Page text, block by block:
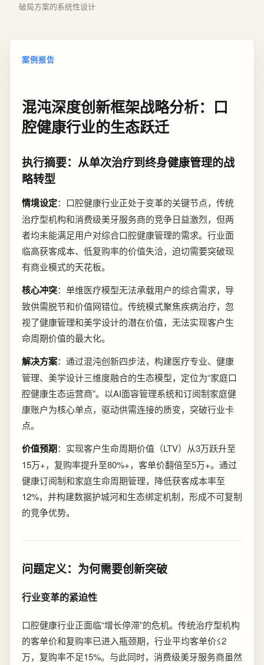
破局方案的系统性设计
案例报告
混沌深度创新框架战略分析：口
腔健康行业的生态跃迁
执行摘要：从单次治疗到终身健康管理的战
略转型
情境设定：口腔健康行业正处于变革的关键节点，传统
治疗型机构和消费级美牙服务商的竞争日益激烈，但两
者均未能满足用户对综合口腔健康管理的需求。行业面
临高获客成本、低复购率的价值失洽，迫切需要突破现
有商业模式的天花板。
核心冲突：单维医疗模型无法承载用户的综合需求，导
致供需脱节和价值网错位。传统模式聚焦疾病治疗，忽
视了健康管理和美学设计的潜在价值，无法实现客户生
命周期价值的最大化。
解决方案：通过混沌创新四步法，构建医疗专业、健康
管理、美学设计三维度融合的生态模型，定位为“家庭口
腔健康生态运营商”。以AI面容管理系统和订阅制家庭健
康账户为核心单点，驱动供需连接的质变，突破行业卡
点。
价值预期：实现客户生命周期价值（LTV）从3万跃升至
15万+，复购率提升至80%+，客单价翻倍至5万+。通过
健康订阅制和家庭生命周期管理，降低获客成本率至
12%，并构建数据护城河和生态绑定机制，形成不可复制
的竞争优势。
问题定义：为何需要创新突破
行业变革的紧迫性
口腔健康行业正面临“增长停滞”的危机。传统治疗型机构
的客单价和复购率已进入瓶颈期，行业平均客单价≤2
万，复购率不足15%。与此同时，消费级美牙服务商虽然